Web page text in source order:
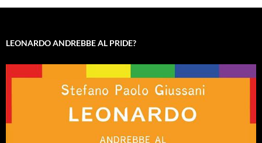
LEONARDO ANDREBBE AL PRIDE?